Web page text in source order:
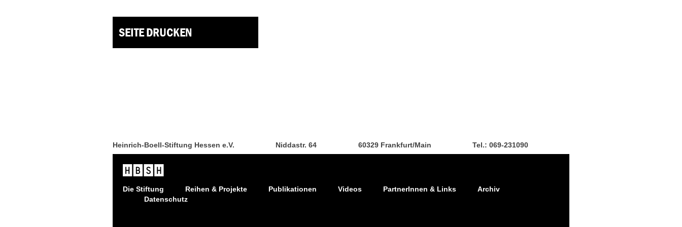
SEITE DRUCKEN
Heinrich-Boell-Stiftung Hessen e.V. Niddastr. 64 60329 Frankfurt/Main Tel.: 069-231090
Die Stiftung Reihen & Projekte Publikationen Videos PartnerInnen & Links
Archiv
Datenschutz